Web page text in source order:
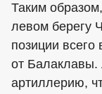
Таким
левом берегу
позиции
от Балаклавы.
артиллерию,